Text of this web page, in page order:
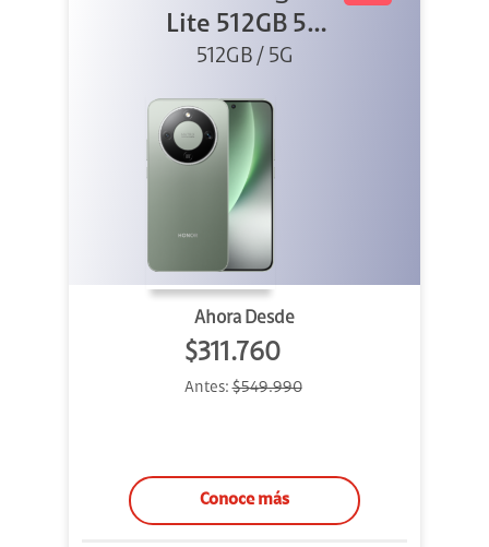
Lite 512GB 5G
Verde
512GB / 5G
Ahora Desde
$311.760
Antes:$549.990
Conoce más